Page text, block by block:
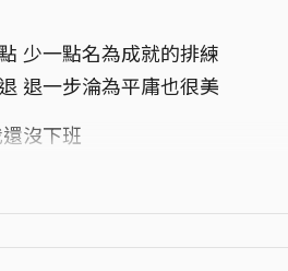
作權人書面許可，任何人不得
工智慧（AI）的訓練、模仿、
少一點名為成就的排練
退一步淪為平庸也很美
沒下班
是定時炸彈